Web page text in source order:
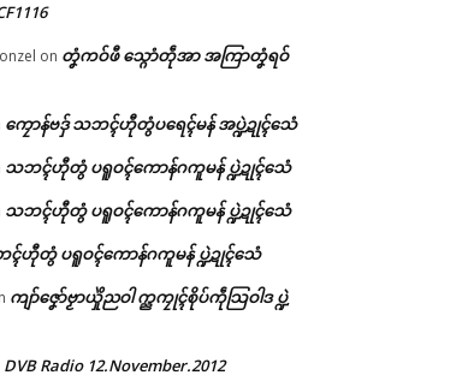
on တၞံကဝ်ဖီ သ္ဂောံတဵုအာ အကြာတၞံရဝ်
ကၠောန်ဗဒှ် သဘၚ်ဟီုတွံပရေၚ်မန် အပ္ဍဲဍုၚ်သေံ
သဘၚ်ဟီုတွံ ပရူဝၚ်ကောန်ဂကူမန် ပ္ဍဲဍုၚ်သေံ
သဘၚ်ဟီုတွံ ပရူဝၚ်ကောန်ဂကူမန် ပ္ဍဲဍုၚ်သေံ
ဟီုတွံ ပရူဝၚ်ကောန်ဂကူမန် ပ္ဍဲဍုၚ်သေံ
ကျာ်ဇၞော်ဗၟာယှိုဲညဝါ က္ညကၠုၚ်စိုပ်ကဵုသြဝါဒ ပ္ဍဲ
DVB Radio 12.November.2012